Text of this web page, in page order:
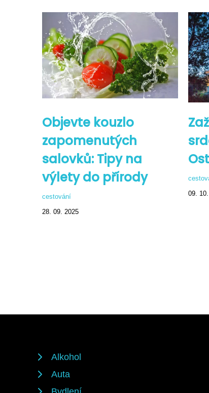
Objevte kouzlo
zapomenutých
salovků: Tipy na
výlety do přírody
cestování
28. 09. 2025
09.
Alkohol
Auta